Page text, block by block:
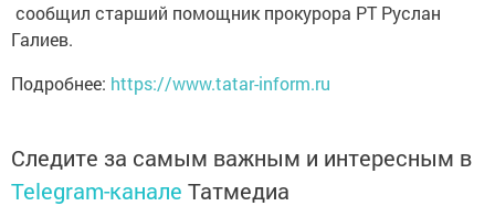
сообщил старший помощник прокурора РТ Руслан
Галиев.
Подробнее: https://www.tatar-inform.ru
Следите за самым важным и интересным в
Telegram-канале Татмедиа